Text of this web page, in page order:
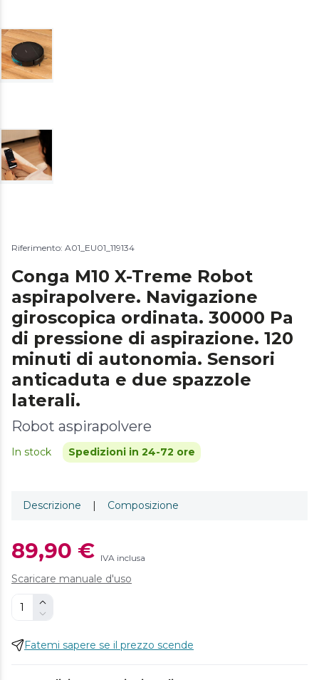
Riferimento: A01_EU01_119134
Conga M10 X-Treme Robot
aspirapolvere. Navigazione
giroscopica ordinata. 30000 Pa
di pressione di aspirazione. 120
minuti di autonomia. Sensori
anticaduta e due spazzole
laterali.
Robot aspirapolvere
In stock Spedizioni in 24-72 ore
Descrizione | Composizione
89,90 € IVA inclusa
Scaricare manuale d'uso
Fatemi sapere se il prezzo scende